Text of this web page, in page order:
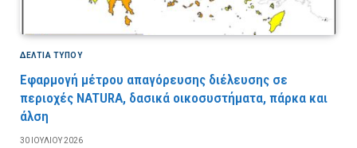
ΔΕΛΤΙΑ ΤΥΠΟΥ
Εφαρμογή μέτρου απαγόρευσης διέλευσης σε
περιοχές NATURA, δασικά οικοσυστήματα, πάρκα και
άλση
30 ΙΟΥΛΊΟΥ 2026